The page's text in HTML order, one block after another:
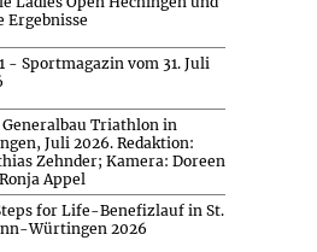
Ergebnisse
- Sportmagazin vom 31. Juli
Triathlon in
Juli 2026. Redaktion:
Zehnder; Kamera: Doreen
Appel
for Life-Benefizlauf in St.
Würtingen 2026